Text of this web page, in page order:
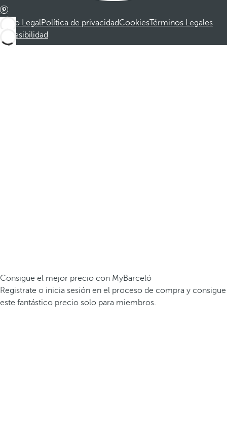
Aviso LegalPolítica de privacidadCookiesTérminos Legales
Accesibilidad
Consigue el mejor precio con MyBarceló
Registrate o inicia sesión en el proceso de compra y consigue
este fantástico precio solo para miembros.